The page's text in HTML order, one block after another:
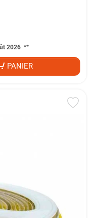
2026 **
PANIER